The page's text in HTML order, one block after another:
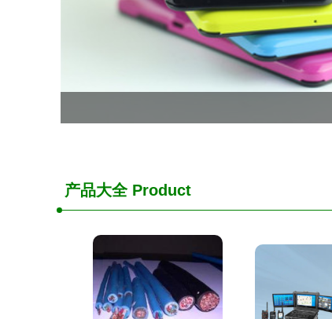
产品大全Product